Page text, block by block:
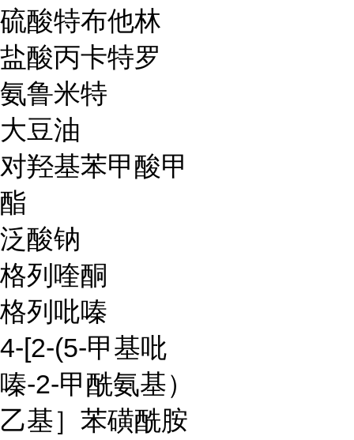
硫酸特布他林
盐酸丙卡特罗
氨鲁米特
大豆油
对羟基苯甲酸甲
酯
泛酸钠
格列喹酮
格列吡嗪
4-[2-(5-甲基吡
嗪-2-甲酰氨基）
乙基］苯磺酰胺